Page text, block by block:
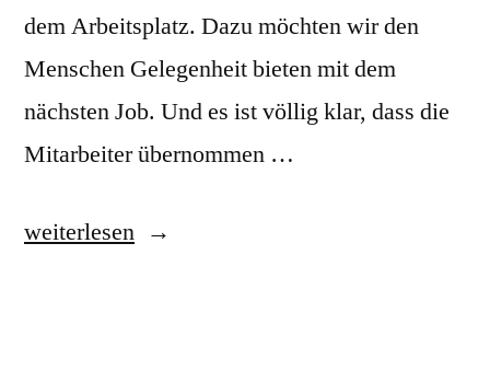
dem Arbeitsplatz. Dazu möchten wir den
Menschen Gelegenheit bieten mit dem
nächsten Job. Und es ist völlig klar, dass die
Mitarbeiter übernommen …
„Franz
weiterlesen